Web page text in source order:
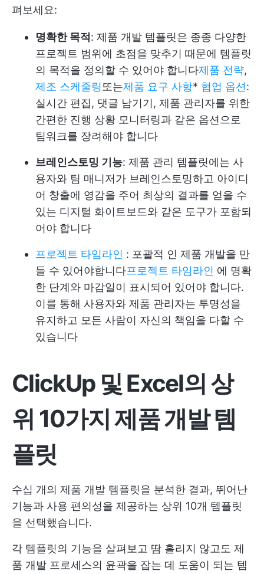
펴보세요:
명확한 목적: 제품 개발 템플릿은 종종 다양한
프로젝트 범위에 초점을 맞추기 때문에 템플릿
의 목적을 정의할 수 있어야 합니다제품 전략,
제조 스케줄링또는제품 요구 사항* 협업 옵션:
실시간 편집, 댓글 남기기, 제품 관리자를 위한
간편한 진행 상황 모니터링과 같은 옵션으로
팀워크를 장려해야 합니다
브레인스토밍 기능: 제품 관리 템플릿에는 사
용자와 팀 매니저가 브레인스토밍하고 아이디
어 창출에 영감을 주어 최상의 결과를 얻을 수
있는 디지털 화이트보드와 같은 도구가 포함되
어야 합니다
프로젝트 타임라인 : 포괄적 인 제품 개발을 만
들 수 있어야합니다프로젝트 타임라인 에 명확
한 단계와 마감일이 표시되어 있어야 합니다.
이를 통해 사용자와 제품 관리자는 투명성을
유지하고 모든 사람이 자신의 책임을 다할 수
있습니다
ClickUp 및 Excel의 상
위 10가지 제품 개발 템
플릿
수십 개의 제품 개발 템플릿을 분석한 결과, 뛰어난
기능과 사용 편의성을 제공하는 상위 10개 템플릿
을 선택했습니다.
각 템플릿의 기능을 살펴보고 땀 흘리지 않고도 제
품 개발 프로세스의 윤곽을 잡는 데 도움이 되는 템